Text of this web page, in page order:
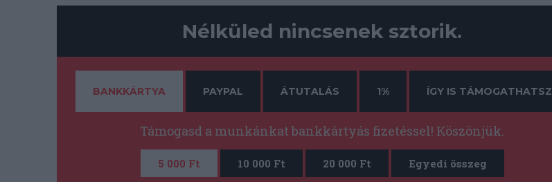
Nélküled nincsenek sztorik.
BANKKÁRTYA PAYPAL ÁTUTALÁS 1% ÍGY IS TÁMOGATHATSZ
Támogasd a munkánkat bankkártyás fizetéssel! Köszönjük.
5 000 Ft 10 000 Ft 20 000 Ft Egyedi összeg